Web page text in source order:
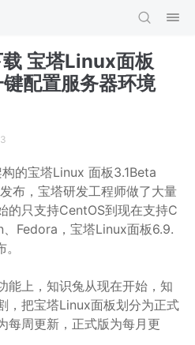
宝塔Linux面板
配置服务器环境
的宝塔Linux 面板3.1Beta
布，宝塔研发工程师做了大量
的只支持CentOS到现在支持C
Fedora，宝塔Linux面板6.9.
能上，知识兔从现在开始，知
，把宝塔Linux面板划分为正式
每周更新，正式版为每月更